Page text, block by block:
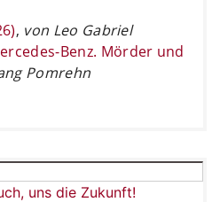
, von Leo Gabriel
Benz. Mörder und
Pomrehn
uns die Zukunft!